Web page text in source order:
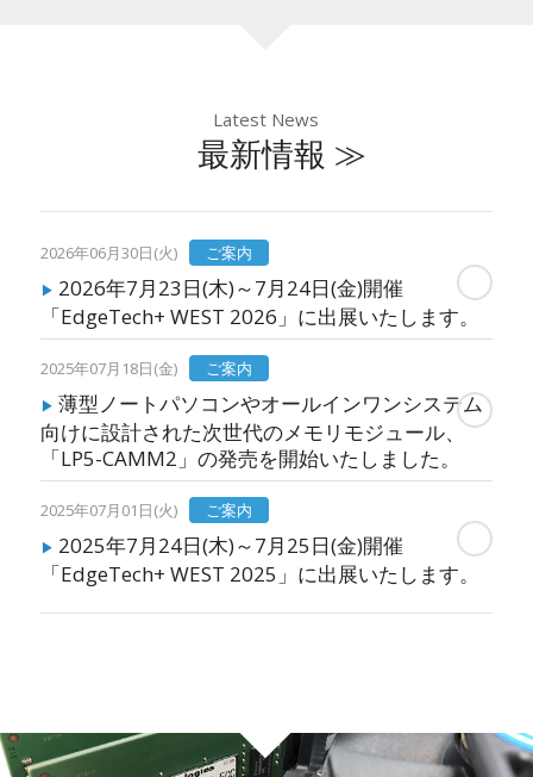
Latest News
最新情報 ≫
2026年06月30日(火) ご案内
2026年7月23日(木)～7月24日(金)開催
「EdgeTech+ WEST 2026」に出展いたします。
2025年07月18日(金) ご案内
薄型ノートパソコンやオールインワンシステム
向けに設計された次世代のメモリモジュール、
「LP5-CAMM2」の発売を開始いたしました。
2025年07月01日(火) ご案内
2025年7月24日(木)～7月25日(金)開催
「EdgeTech+ WEST 2025」に出展いたします。